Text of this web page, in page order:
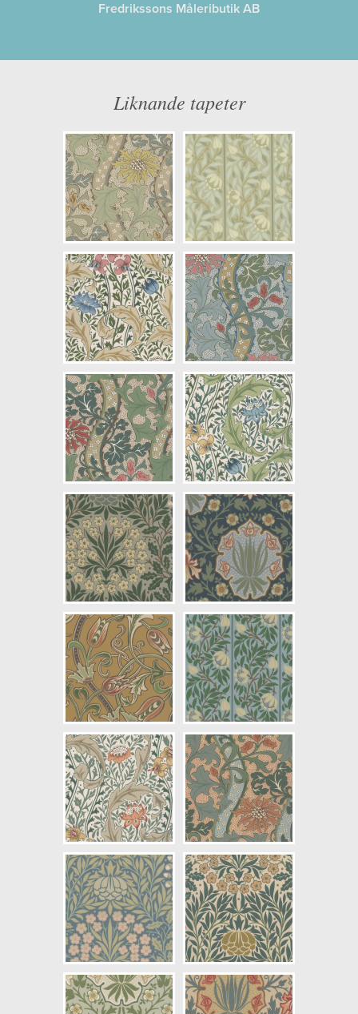
Works
Information
Egenskaper: Limma på tapeten
Längd x Bredd: 10,05 x 0,52
Mönsterhöjd: 0,23
Artikelnummer: 217571
NCS Bottenkulör: S7010-G50Y
Färg: Blå, Grön, Beige
Mönster: Randig, Blommig,
Växter
Struktur: Limtryck
Cirkapris: 2190,00 kr
(Kontakta din färghandlare för
exakt pris.)
Fredrikssons Måleributik AB
Liknande tapeter